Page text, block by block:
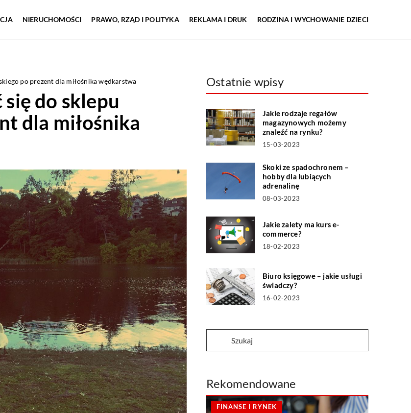
NIERUCHOMOŚCI PRAWO, RZĄD I POLITYKA REKLAMA I DRUK RODZINA I WYCHOWANIE DZIECI
po prezent dla miłośnika wędkarstwa
do sklepu
dla miłośnika
Ostatnie wpisy
Jakie rodzaje regałów
magazynowych możemy
znaleźć na rynku?
15-03-2023
Skoki ze spadochronem –
hobby dla lubiących
adrenalinę
08-03-2023
Jakie zalety ma kurs e-
commerce?
18-02-2023
Biuro księgowe – jakie usługi
świadczy?
16-02-2023
Rekomendowane
FINANSE I RYNEK